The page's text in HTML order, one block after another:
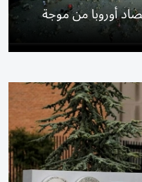
أوروبا من موجة